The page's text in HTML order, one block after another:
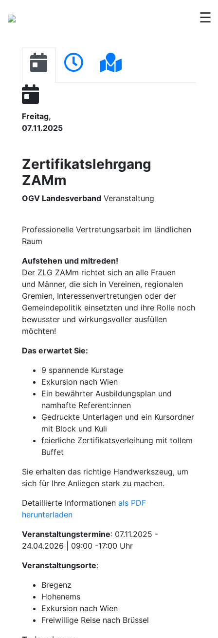
☰
Freitag,
07.11.2025
Zertifikatslehrgang
ZAMm
OGV Landesverband Veranstaltung
Professionelle Vertretungsarbeit im ländlichen
Raum
Aufstehen und mitreden!
Der ZLG ZAMm richtet sich an alle Frauen
und Männer, die sich in Vereinen, regionalen
Gremien, Interessenvertretungen oder der
Gemeindepolitik einsetzten und ihre Rolle noch
bewusster und wirkungsvoller ausfüllen
möchten!
Das erwartet Sie:
9 spannende Kurstage
Exkursion nach Wien
Ein bewährter Ausbildungsplan und
namhafte Referent:innen
Gedruckte Unterlagen und ein Kursordner
mit Block und Kuli
feierliche Zertifikatsverleihung mit tollem
Buffet
Sie erhalten das richtige Handwerkszeug, um
sich für Ihre Anliegen stark zu machen.
Detaillierte Informationen als PDF
herunterladen
Veranstaltungstermine: 07.11.2025 -
24.04.2026 | 09:00 -17:00 Uhr
Veranstaltungsorte:
Bregenz
Hohenems
Exkursion nach Wien
Freiwillige Reise nach Brüssel